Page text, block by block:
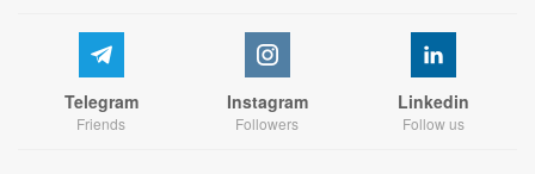
Telegram
Friends
Instagram
Followers
Linkedin
Follow us